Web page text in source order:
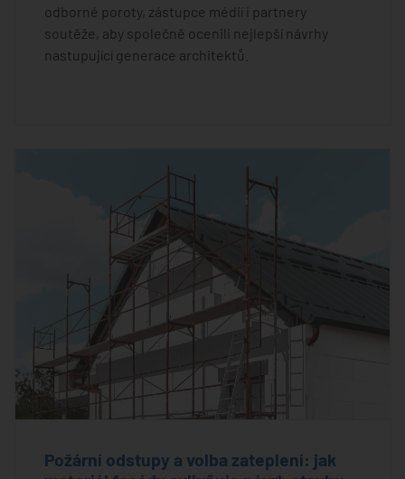
odborné poroty, zástupce médií i partnery
soutěže, aby společně ocenili nejlepší návrhy
nastupující generace architektů.
Požární odstupy a volba zateplení: jak